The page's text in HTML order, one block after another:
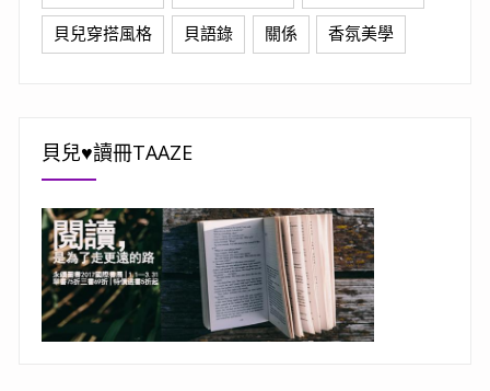
貝兒穿搭風格 貝語錄 關係 香氛美學
貝兒♥讀冊TAAZE